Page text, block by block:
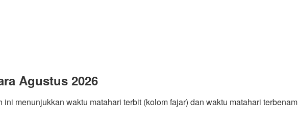
Agustus 2026
menunjukkan waktu matahari terbit (kolom fajar) dan waktu matahari terbenam